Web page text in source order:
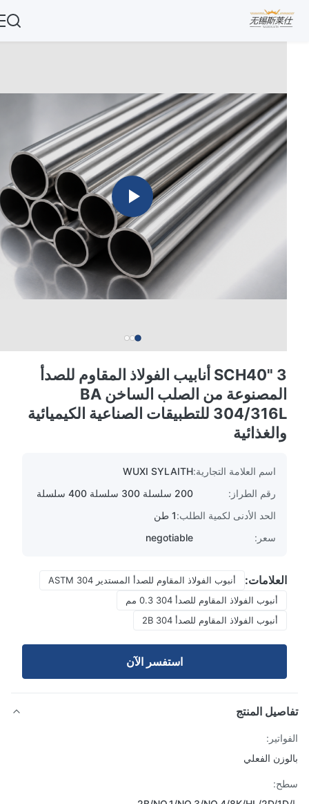
3 "SCH40 أنابيب الفولاذ المقاوم للصدأ
المصنوعة من الصلب الساخن BA
304/316L للتطبيقات الصناعية الكيميائية
والغذائية
اسم العلامة التجارية:WUXI SYLAITH
رقم الطراز:
الحد الأدنى لكمية الطلب:1 طن
negotiable
العلامات:
أنبوب الفولاذ المقاوم للصدأ المستدير ASTM 304
أنبوب الفولاذ المقاوم للصدأ 304 0.3 مم
أنبوب الفولاذ المقاوم للصدأ 2B 304
استفسر الآن
المنتج
الفعلي